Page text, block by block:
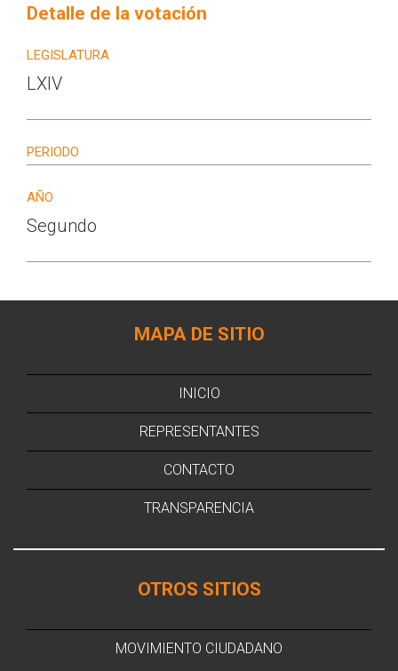
Detalle de la votación
LEGISLATURA
LXIV
PERIODO
AÑO
Segundo
MAPA DE SITIO
INICIO
REPRESENTANTES
CONTACTO
TRANSPARENCIA
OTROS SITIOS
MOVIMIENTO CIUDADANO